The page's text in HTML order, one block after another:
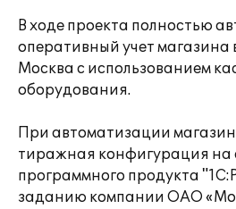
В ходе проекта полностью
оперативный учет магазина
Москва с использованием
оборудования.
При автоматизации
тиражная конфигурация на
программного продукта
заданию компании ОАО